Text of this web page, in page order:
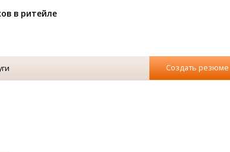
в ритейле
Создать резюме